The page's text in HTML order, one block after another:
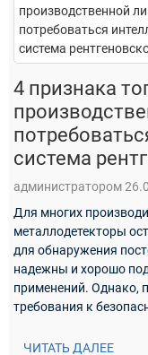
4 признака
система
администратором
Для многих
металлодетекторы
для обнаружения
надежны и хорошо
применений. Однако,
требования к
решения...
ЧИТАТЬ ДАЛЕЕ